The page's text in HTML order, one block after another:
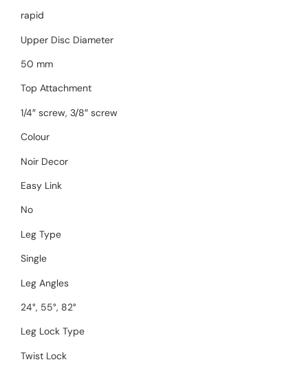
rapid
Upper Disc Diameter
50 mm
Top Attachment
1/4″ screw, 3/8″ screw
Colour
Noir Decor
Easy Link
No
Leg Type
Single
Leg Angles
24°, 55°, 82°
Leg Lock Type
Twist Lock